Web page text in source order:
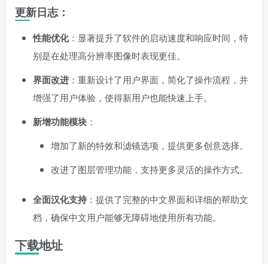
更新日志：
性能优化：显著提升了软件的启动速度和响应时间，特
别是在处理高分辨率图像时表现更佳。
界面改进 ：重新设计了用户界面，简化了操作流程，并
增强了用户体验，使得新用户也能快速上手。
新增功能模块 ：
增加了新的特效和滤镜选项，提供更多创意选择。
改进了图层管理功能，支持更多灵活的操作方式。
全面汉化支持：提供了完整的中文界面和详细的帮助文
档，确保中文用户能够无障碍地使用所有功能。
下载地址